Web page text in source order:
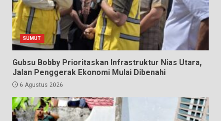
SUMUT
Gubsu Bobby Prioritaskan Infrastruktur Nias Utara,
Jalan Penggerak Ekonomi Mulai Dibenahi
6 Agustus 2026